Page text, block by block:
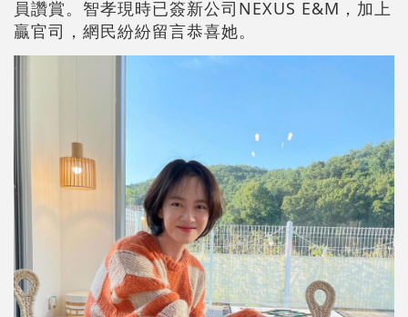
員讚賞。智孝現時已簽新公司NEXUS E&M，加上
贏官司，網民紛紛留言恭喜她。